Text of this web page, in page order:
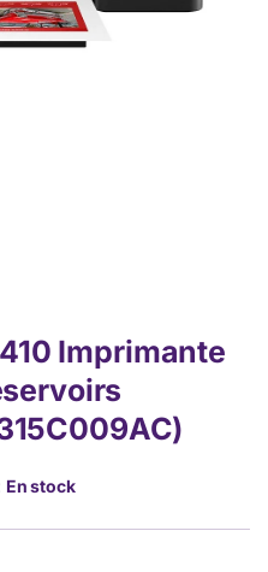
Imprimante
En stock